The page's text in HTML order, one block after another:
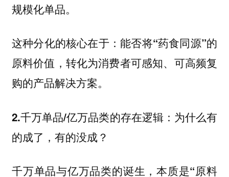
规模化单品。
这种分化的核心在于：能否将“药食同源”的
原料价值，转化为消费者可感知、可高频复
购的产品解决方案。
2.千万单品/亿万品类的存在逻辑：为什么有
的成了，有的没成？
千万单品与亿万品类的诞生，本质是“原料